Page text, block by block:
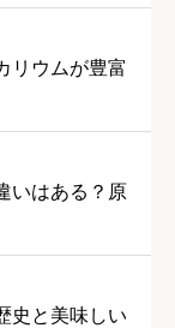
リウムが豊富
いはある？原
史と美味しい